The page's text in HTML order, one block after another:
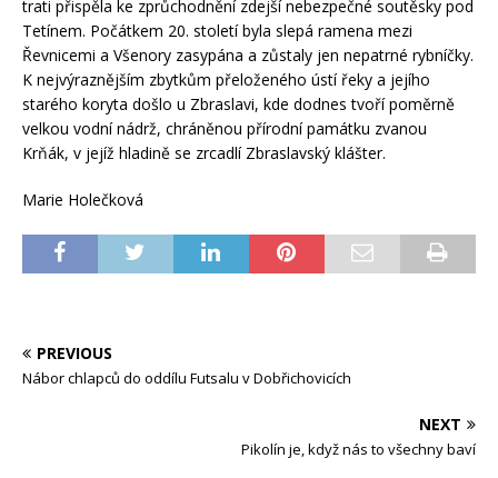
trati přispěla ke zprůchodnění zdejší nebezpečné soutěsky pod
Tetínem. Počátkem 20. století byla slepá ramena mezi
Řevnicemi a Všenory zasypána a zůstaly jen nepatrné rybníčky.
K nejvýraznějším zbytkům přeloženého ústí řeky a jejího
starého koryta došlo u Zbraslavi, kde dodnes tvoří poměrně
velkou vodní nádrž, chráněnou přírodní památku zvanou
Krňák, v jejíž hladině se zrcadlí Zbraslavský klášter.
Marie Holečková
PREVIOUS
Nábor chlapců do oddílu Futsalu v Dobřichovicích
NEXT
Pikolín je, když nás to všechny baví